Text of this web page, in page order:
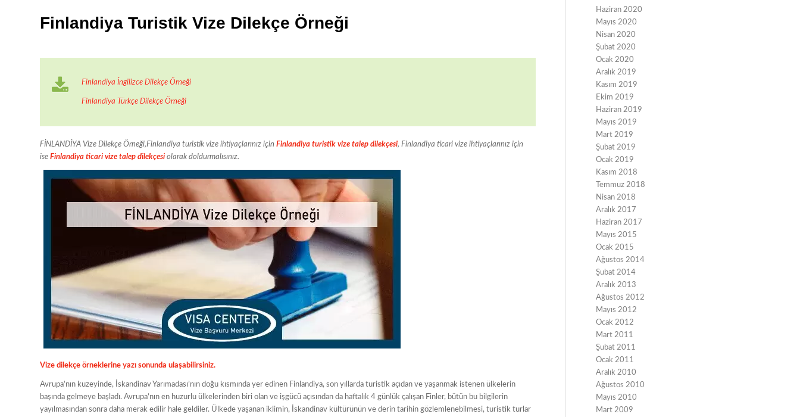
Finlandiya Turistik Vize Dilekçe Örneği
Finlandiya İngilizce Dilekçe Örneği
Finlandiya Türkçe Dilekçe Örneği
FİNLANDİYA Vize Dilekçe Örneği,Finlandiya turistik vize ihtiyaçlarınız için Finlandiya turistik vize talep dilekçesi, Finlandiya ticari vize ihtiyaçlarınız için
ise Finlandiya ticari vize talep dilekçesi olarak doldurmalısınız.
Vize dilekçe örneklerine yazı sonunda ulaşabilirsiniz.
Avrupa’nın kuzeyinde, İskandinav Yarımadası’nın doğu kısmında yer edinen Finlandiya, son yıllarda turistik açıdan ve yaşanmak istenen ülkelerin
başında gelmeye başladı. Avrupa’nın en huzurlu ülkelerinden biri olan ve işgücü açısından da haftalık 4 günlük çalışan Finler, bütün bu bilgilerin
yayılmasından sonra daha merak edilir hale geldiler. Ülkede yaşanan iklimin, İskandinav kültürünün ve derin tarihin gözlemlenebilmesi, turistik turlar
Haziran 2020
Mayıs 2020
Nisan 2020
Şubat 2020
Ocak 2020
Aralık 2019
Kasım 2019
Ekim 2019
Haziran 2019
Mayıs 2019
Mart 2019
Şubat 2019
Ocak 2019
Kasım 2018
Temmuz 2018
Nisan 2018
Aralık 2017
Haziran 2017
Mayıs 2015
Ocak 2015
Ağustos 2014
Şubat 2014
Aralık 2013
Ağustos 2012
Mayıs 2012
Ocak 2012
Mart 2011
Şubat 2011
Ocak 2011
Aralık 2010
Ağustos 2010
Mayıs 2010
Mart 2009